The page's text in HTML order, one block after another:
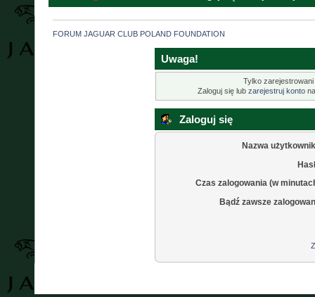
FORUM JAGUAR CLUB POLAND FOUNDATION
Uwaga!
Tylko
Zaloguj się lub zarejestruj kontona
Zaloguj się
Nazwa
Czas zalogowania (w
Bądź zawsze